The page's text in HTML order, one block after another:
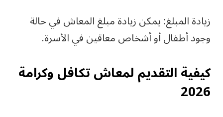
زيادة المبلغ: يمكن زيادة مبلغ المعاش في حالة
وجود أطفال أو أشخاص معاقين في الأسرة.
كيفية التقديم لمعاش تكافل وكرامة
2026